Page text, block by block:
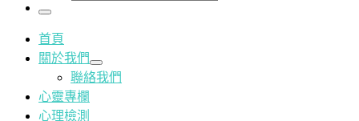
Menu
首頁
關於我們
聯絡我們
心靈專欄
心理檢測